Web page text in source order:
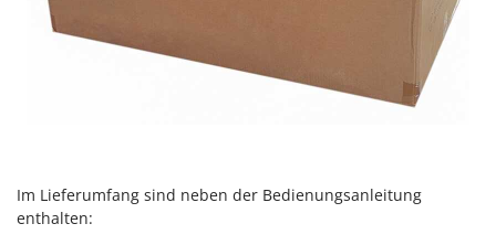
Im Lieferumfang sind neben der Bedienungsanleitung
enthalten: